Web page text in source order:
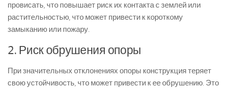
провисать, что повышает риск их контакта с землей или
растительностью, что может привести к короткому
замыканию или пожару.
2. Риск обрушения опоры
При значительных отклонениях опоры конструкция теряет
свою устойчивость, что может привести к ее обрушению. Это